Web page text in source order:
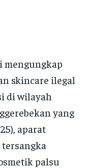
mengungkap
skincare ilegal
di wilayah
yang
aparat
palsu